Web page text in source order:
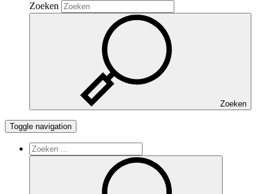
Zoeken
Zoeken
Toggle navigation